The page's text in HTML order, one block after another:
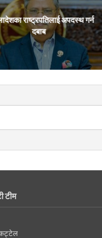
राष्ट्रपतिलाई अपदस्थ गर्न
दबाब
टीम
कट्टेल